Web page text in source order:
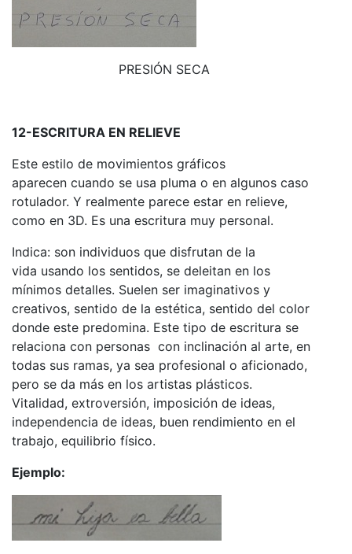
PRESIÓN SECA
12-ESCRITURA EN RELIEVE
Este estilo de movimientos gráficos
aparecen cuando se usa pluma o en algunos caso
rotulador. Y realmente parece estar en relieve,
como en 3D. Es una escritura muy personal.
Indica: son individuos que disfrutan de la
vida usando los sentidos, se deleitan en los
mínimos detalles. Suelen ser imaginativos y
creativos, sentido de la estética, sentido del color
donde este predomina. Este tipo de escritura se
relaciona con personas con inclinación al arte, en
todas sus ramas, ya sea profesional o aficionado,
pero se da más en los artistas plásticos.
Vitalidad, extroversión, imposición de ideas,
independencia de ideas, buen rendimiento en el
trabajo, equilibrio físico.
Ejemplo: